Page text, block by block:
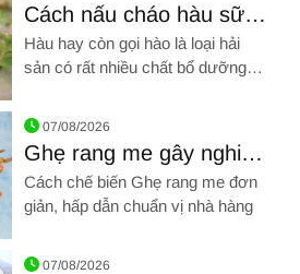
hàu sữa và cháo hàu hạt sen
Cách nấu cháo hàu sữa
và cháo hàu hạt sen
Hàu hay còn gọi hào là loại hải
sản có rất nhiều chất bổ dưỡng.
món khác nhau, đặc biệt dùng
nấu cháo rất ngon
me gây nghiện nhâm nhi ngày cuối
07/08/2026
Ghẹ rang me gây nghiện
nhâm nhi ngày cuối tuần
Cách chế biến Ghẹ rang me đơn
giản, hấp dẫn chuẩn vị nhà hàng
07/08/2026